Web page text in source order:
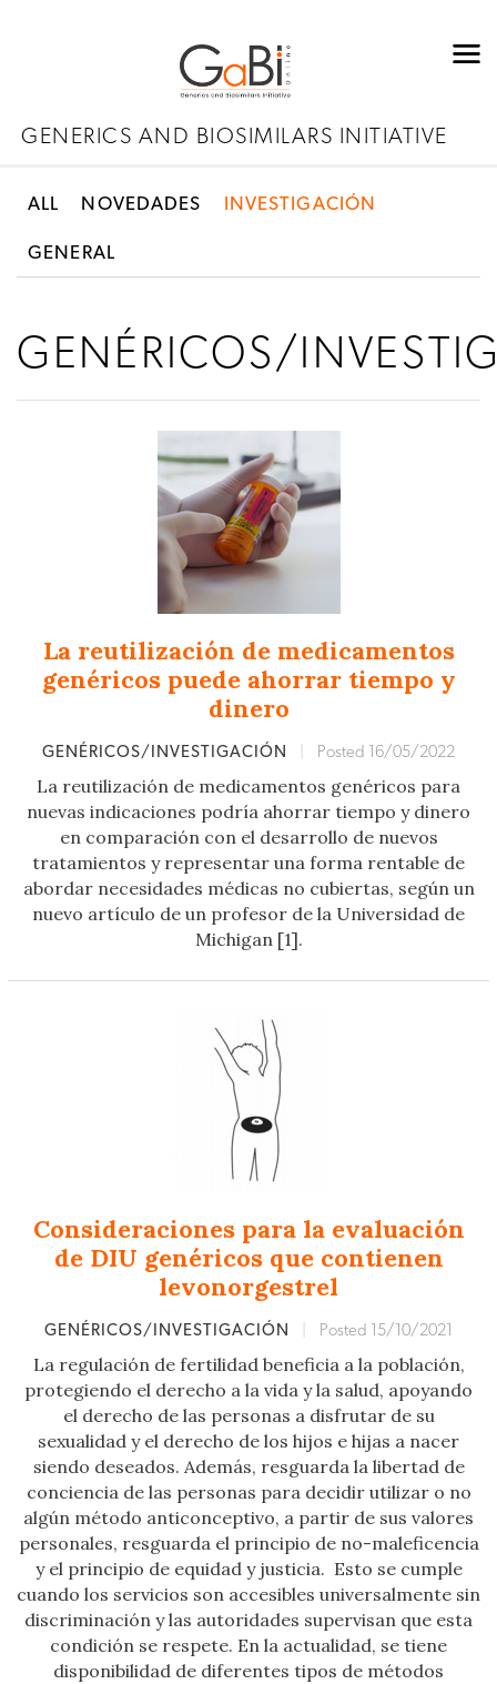
GENERICS AND BIOSIMILARS INITIATIVE
ALL NOVEDADES INVESTIGACIÓN
GENERAL
GENÉRICOS/
La reutilización de medicamentos
genéricos puede ahorrar tiempo y
dinero
GENÉRICOS/INVESTIGACIÓN Posted 16/05/2022
La reutilización de medicamentos genéricos para
nuevas indicaciones podría ahorrar tiempo y dinero
en comparación con el desarrollo de nuevos
tratamientos y representar una forma rentable de
abordar necesidades médicas no cubiertas, según un
nuevo artículo de un profesor de la Universidad de
Michigan [1].
Consideraciones para la evaluación
de DIU genéricos que contienen
levonorgestrel
GENÉRICOS/INVESTIGACIÓN Posted 15/10/2021
La regulación de fertilidad beneficia a la población,
protegiendo el derecho a la vida y la salud, apoyando
el derecho de las personas a disfrutar de su
sexualidad y el derecho de los hijos e hijas a nacer
siendo deseados. Además, resguarda la libertad de
conciencia de las personas para decidir utilizar o no
algún método anticonceptivo, a partir de sus valores
personales, resguarda el principio de no-maleficencia
y el principio de equidad y justicia. Esto se cumple
cuando los servicios son accesibles universalmente sin
discriminación y las autoridades supervisan que esta
condición se respete. En la actualidad, se tiene
disponibilidad de diferentes tipos de métodos